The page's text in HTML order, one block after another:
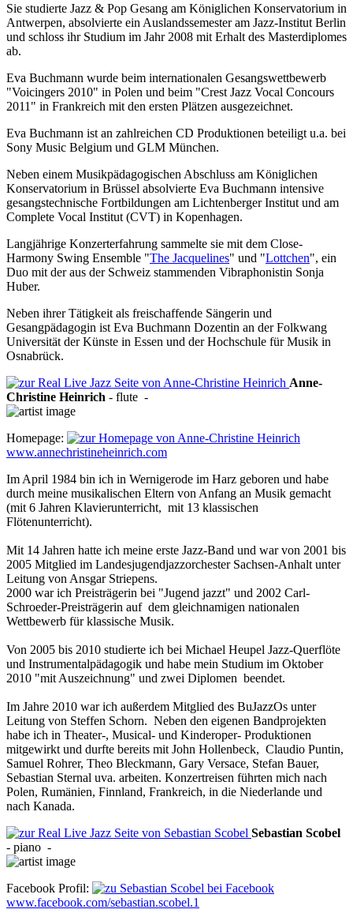
Sie studierte Jazz & Pop Gesang am Königlichen Konservatorium in
Antwerpen, absolvierte ein Auslandssemester am Jazz-Institut Berlin
und schloss ihr Studium im Jahr 2008 mit Erhalt des Masterdiplomes
ab.
Eva Buchmann wurde beim internationalen Gesangswettbewerb
"Voicingers 2010" in Polen und beim "Crest Jazz Vocal Concours
2011" in Frankreich mit den ersten Plätzen ausgezeichnet.
Eva Buchmann ist an zahlreichen CD Produktionen beteiligt u.a. bei
Sony Music Belgium und GLM München.
Neben einem Musikpädagogischen Abschluss am Königlichen
Konservatorium in Brüssel absolvierte Eva Buchmann intensive
gesangstechnische Fortbildungen am Lichtenberger Institut und am
Complete Vocal Institut (CVT) in Kopenhagen.
Langjährige Konzerterfahrung sammelte sie mit dem Close-
Harmony Swing Ensemble "The Jacquelines" und "Lottchen", ein
Duo mit der aus der Schweiz stammenden Vibraphonistin Sonja
Huber.
Neben ihrer Tätigkeit als freischaffende Sängerin und
Gesangpädagogin ist Eva Buchmann Dozentin an der Folkwang
Universität der Künste in Essen und der Hochschule für Musik in
Osnabrück.
Anne-
Christine Heinrich - flute -
Homepage:
www.annechristineheinrich.com
Im April 1984 bin ich in Wernigerode im Harz geboren und habe
durch meine musikalischen Eltern von Anfang an Musik gemacht
(mit 6 Jahren Klavierunterricht, mit 13 klassischen
Flötenunterricht).
Mit 14 Jahren hatte ich meine erste Jazz-Band und war von 2001 bis
2005 Mitglied im Landesjugendjazzorchester Sachsen-Anhalt unter
Leitung von Ansgar Striepens.
2000 war ich Preisträgerin bei "Jugend jazzt" und 2002 Carl-
Schroeder-Preisträgerin auf dem gleichnamigen nationalen
Wettbewerb für klassische Musik.
Von 2005 bis 2010 studierte ich bei Michael Heupel Jazz-Querflöte
und Instrumentalpädagogik und habe mein Studium im Oktober
2010 "mit Auszeichnung" und zwei Diplomen beendet.
Im Jahre 2010 war ich außerdem Mitglied des BuJazzOs unter
Leitung von Steffen Schorn. Neben den eigenen Bandprojekten
habe ich in Theater-, Musical- und Kinderoper- Produktionen
mitgewirkt und durfte bereits mit John Hollenbeck, Claudio Puntin,
Samuel Rohrer, Theo Bleckmann, Gary Versace, Stefan Bauer,
Sebastian Sternal uva. arbeiten. Konzertreisen führten mich nach
Polen, Rumänien, Finnland, Frankreich, in die Niederlande und
nach Kanada.
Sebastian Scobel
- piano -
Facebook Profil:
www.facebook.com/sebastian.scobel.1